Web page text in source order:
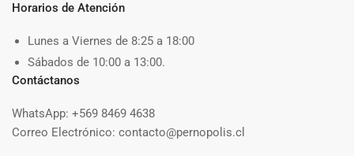
Horarios de Atención
Lunes a Viernes de 8:25 a 18:00
Sábados de 10:00 a 13:00.
Contáctanos
WhatsApp: +569 8469 4638
Correo Electrónico: contacto@pernopolis.cl